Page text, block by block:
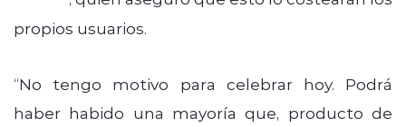
propios usuarios.
“No tengo motivo para celebrar hoy. Podrá
haber habido una mayoría que, producto de